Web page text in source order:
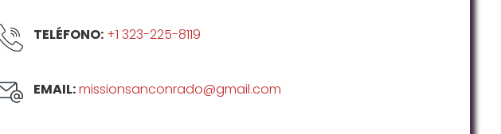
TELÉFONO: +1 323-225-8119
EMAIL:missionsanconrado@gmail.com